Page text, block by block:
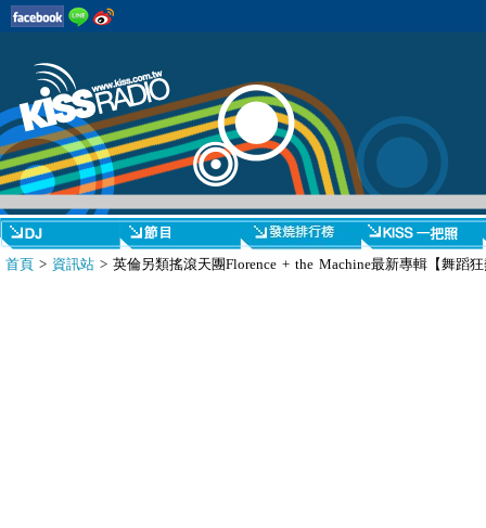
首頁 > 資訊站 > 英倫另類搖滾天團Florence + the Machine最新專輯【舞蹈